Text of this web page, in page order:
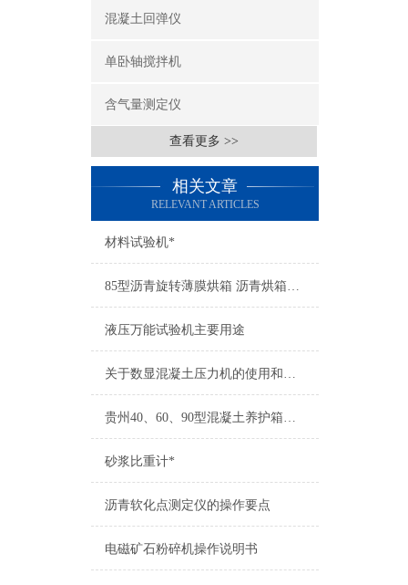
混凝土回弹仪
单卧轴搅拌机
含气量测定仪
查看更多 >>
相关文章
RELEVANT ARTICLES
材料试验机*
85型沥青旋转薄膜烘箱 沥青烘箱，薄膜烘箱，旋转薄膜烘箱厂家
液压万能试验机主要用途
关于数显混凝土压力机的使用和维护都在这篇文章里
贵州40、60、90型混凝土养护箱可以放多少组
砂浆比重计*
沥青软化点测定仪的操作要点
电磁矿石粉碎机操作说明书